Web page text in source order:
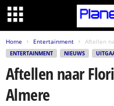
Home Entertainment Aftellen
ENTERTAINMENT NIEUWS
Aftellen naar
Almere